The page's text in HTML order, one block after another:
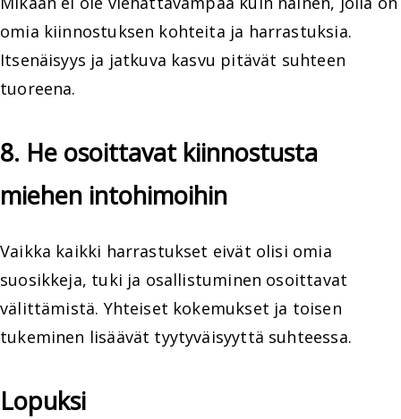
omia kiinnostuksen kohteita ja harrastuksia.
Itsenäisyys ja jatkuva kasvu pitävät suhteen
tuoreena.
8. He osoittavat kiinnostusta
miehen intohimoihin
Vaikka kaikki harrastukset eivät olisi omia
suosikkeja, tuki ja osallistuminen osoittavat
välittämistä. Yhteiset kokemukset ja toisen
tukeminen lisäävät tyytyväisyyttä suhteessa.
Lopuksi